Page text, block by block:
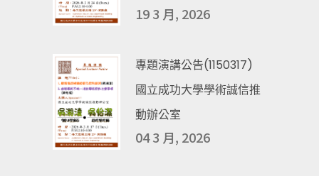
19 3 月, 2026
專題演講公告(1150317)
國立成功大學學術誠信推
動辦公室
04 3 月, 2026